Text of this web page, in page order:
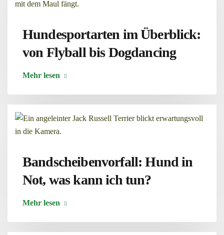
Hundesportarten im Überblick:
von Flyball bis Dogdancing
Mehr lesen
Bandscheibenvorfall: Hund in
Not, was kann ich tun?
Mehr lesen